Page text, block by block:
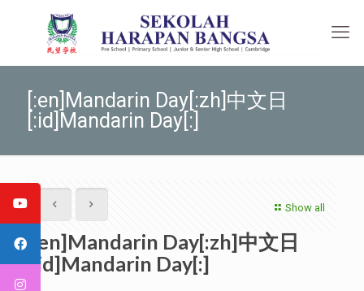
[:en]Mandarin Day[:zh]中文日
[:id]Mandarin Day[:]
Show all
[:en]Mandarin Day[:zh]中文日
[:id]Mandarin Day[:]